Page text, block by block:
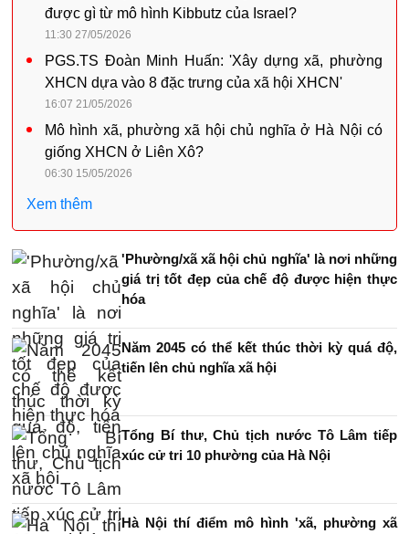
được gì từ mô hình Kibbutz của Israel?
11:30 27/05/2026
PGS.TS Đoàn Minh Huấn: 'Xây dựng xã, phường
XHCN dựa vào 8 đặc trưng của xã hội XHCN'
16:07 21/05/2026
Mô hình xã, phường xã hội chủ nghĩa ở Hà Nội có
giống XHCN ở Liên Xô?
06:30 15/05/2026
Xem thêm
'Phường/xã xã hội chủ nghĩa' là nơi những
giá trị tốt đẹp của chế độ được hiện thực
hóa
Năm 2045 có thể kết thúc thời kỳ quá độ,
tiến lên chủ nghĩa xã hội
Tổng Bí thư, Chủ tịch nước Tô Lâm tiếp
xúc cử tri 10 phường của Hà Nội
Hà Nội thí điểm mô hình 'xã, phường xã